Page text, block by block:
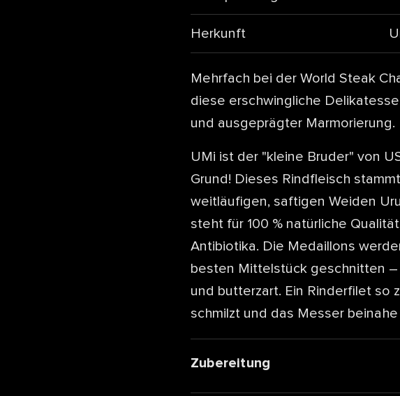
Herkunft
Mehrfach bei der World Steak
diese erschwingliche
und ausgeprägter Marmorierung.
UMi ist der "kleine Bruder" von
Grund! Dieses Rindfleisch
weitläufigen, saftigen Weiden
steht für 100 % natürliche
Antibiotika. Die Medaillons
besten Mittelstück geschnitten
und butterzart. Ein Rinderfilet so
schmilzt und das Messer
Zubereitung